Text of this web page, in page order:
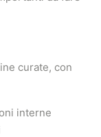
curate, con
interne